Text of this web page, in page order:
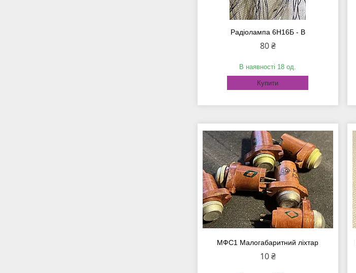
Радіолампа 6Н16Б - В
80 ₴
В наявності 18 од.
Купити
МФС1 Малогабаритний ліхтар
10 ₴